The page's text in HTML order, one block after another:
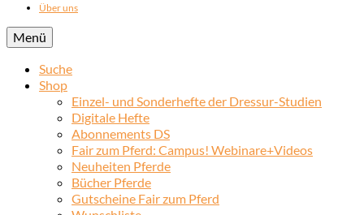
Über uns
Menü
Suche
Shop
Einzel- und Sonderhefte der Dressur-Studien
Digitale Hefte
Abonnements DS
Fair zum Pferd: Campus! Webinare+Videos
Neuheiten Pferde
Bücher Pferde
Gutscheine Fair zum Pferd